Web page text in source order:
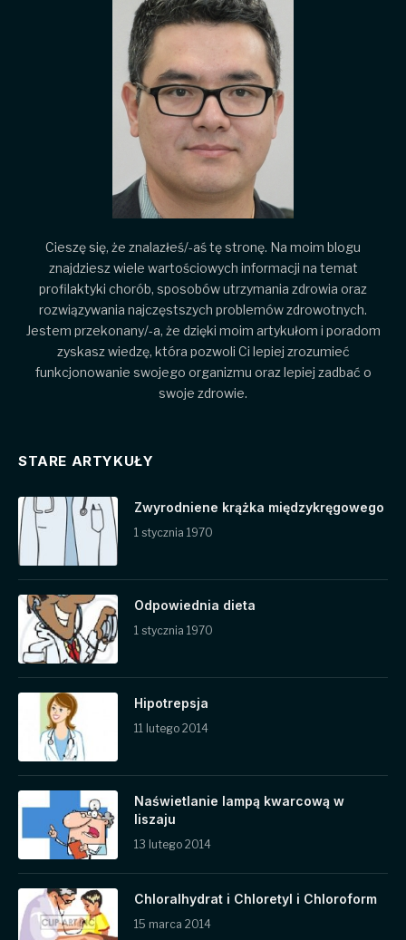
Cieszę się, że znalazłeś/-aś tę stronę. Na moim blogu
znajdziesz wiele wartościowych informacji na temat
profilaktyki chorób, sposobów utrzymania zdrowia oraz
rozwiązywania najczęstszych problemów zdrowotnych.
Jestem przekonany/-a, że dzięki moim artykułom i poradom
zyskasz wiedzę, która pozwoli Ci lepiej zrozumieć
funkcjonowanie swojego organizmu oraz lepiej zadbać o
swoje zdrowie.
STARE ARTYKUŁY
Zwyrodniene krążka międzykręgowego
1 stycznia 1970
Odpowiednia dieta
1 stycznia 1970
Hipotrepsja
11 lutego 2014
Naświetlanie lampą kwarcową w
liszaju
13 lutego 2014
Chloralhydrat i Chloretyl i Chloroform
15 marca 2014